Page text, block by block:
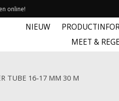
online!
NIEUW
MEET &
TUBE 16-17 MM 30 M